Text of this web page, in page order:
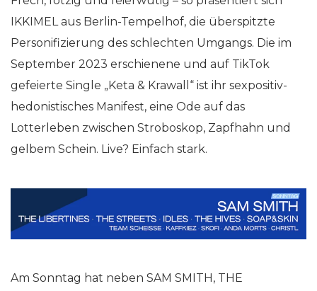
IKKIMEL aus Berlin-Tempelhof, die überspitzte
Personifizierung des schlechten Umgangs. Die im
September 2023 erschienene und auf TikTok
gefeierte Single „Keta & Krawall“ ist ihr sexpositiv-
hedonistisches Manifest, eine Ode auf das
Lotterleben zwischen Stroboskop, Zapfhahn und
gelbem Schein. Live? Einfach stark.
Am Sonntag hat neben SAM SMITH, THE